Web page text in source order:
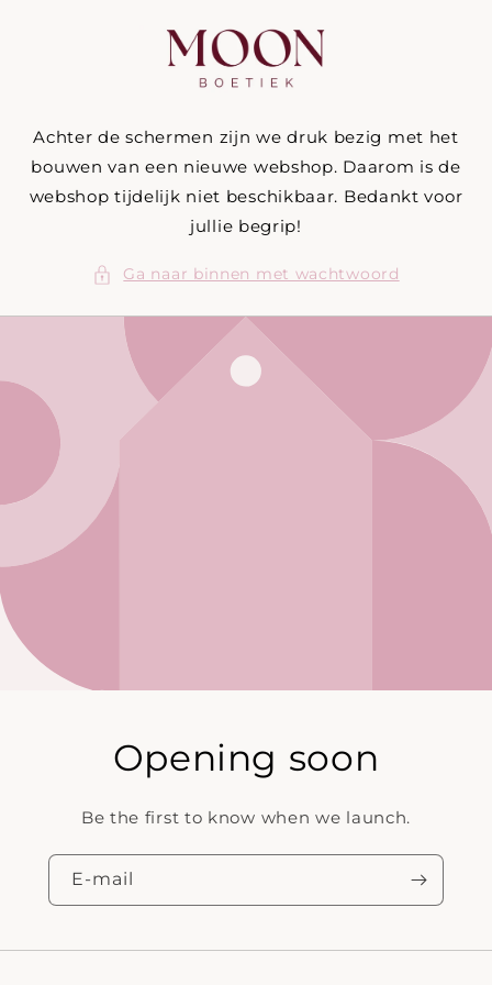
Achter de schermen zijn we druk bezig met het
bouwen van een nieuwe webshop. Daarom is de
webshop tijdelijk niet beschikbaar. Bedankt voor
jullie begrip!
Ga naar binnen met wachtwoord
Opening soon
Be the first to know when we launch.
E‑mail